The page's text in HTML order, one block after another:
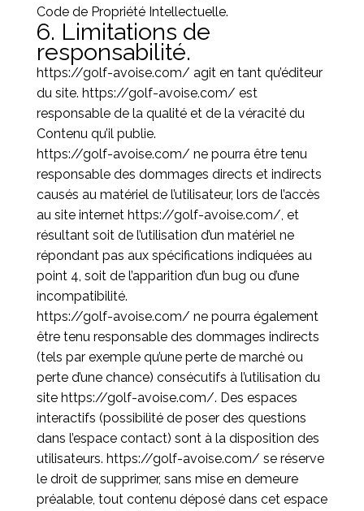
Code de Propriété Intellectuelle.
6. Limitations de
responsabilité.
https://golf-avoise.com/ agit en tant qu’éditeur
du site. https://golf-avoise.com/ est
responsable de la qualité et de la véracité du
Contenu qu’il publie.
https://golf-avoise.com/ ne pourra être tenu
responsable des dommages directs et indirects
causés au matériel de l’utilisateur, lors de l’accès
au site internet https://golf-avoise.com/, et
résultant soit de l’utilisation d’un matériel ne
répondant pas aux spécifications indiquées au
point 4, soit de l’apparition d’un bug ou d’une
incompatibilité.
https://golf-avoise.com/ ne pourra également
être tenu responsable des dommages indirects
(tels par exemple qu’une perte de marché ou
perte d’une chance) consécutifs à l’utilisation du
site https://golf-avoise.com/. Des espaces
interactifs (possibilité de poser des questions
dans l’espace contact) sont à la disposition des
utilisateurs. https://golf-avoise.com/ se réserve
le droit de supprimer, sans mise en demeure
préalable, tout contenu déposé dans cet espace